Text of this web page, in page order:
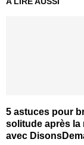
5 astuces pour
solitude après la
avec